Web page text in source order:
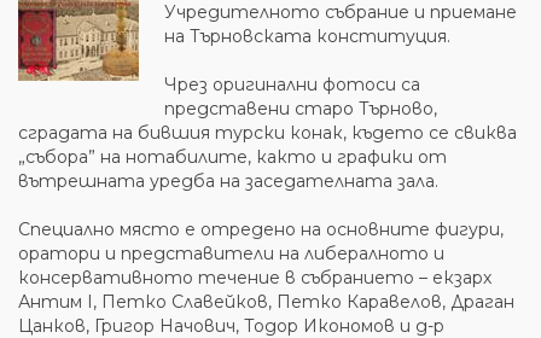
Учредителното събрание и приемане
на Търновската конституция.
Чрез оригинални фотоси са
представени старо Търново,
сградата на бившия турски конак, където се свиква
„събора” на нотабилите, както и графики от
вътрешната уредба на заседателната зала.
Специално място е отредено на основните фигури,
оратори и представители на либералното и
консервативното течение в събранието – екзарх
Антим I, Петко Славейков, Петко Каравелов, Драган
Цанков, Григор Начович, Тодор Икономов и д-р